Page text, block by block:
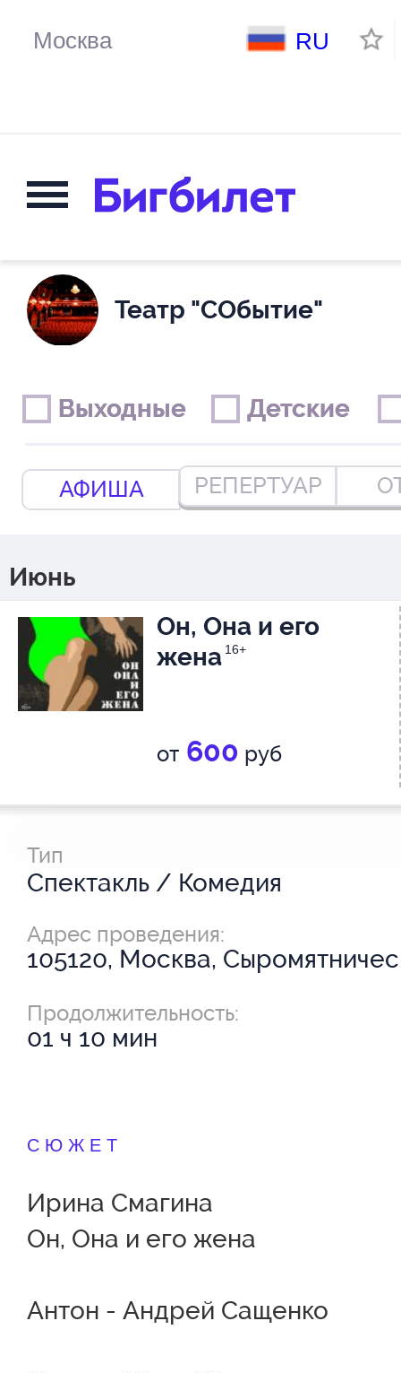
RU
Театр "СОбытие"
АФИША РЕПЕРТУАР
Выходные
Выходные Детские
Детские
Июнь
Он, Она и его
жена 16+
от 600 руб
Тип
Спектакль / Комедия
Адрес проведения:
105120, Москва,
Продолжительность:
01 ч 10 мин
СЮЖЕТ
Ирина Смагина
Он, Она и его жена
Антон - Андрей Сащенко